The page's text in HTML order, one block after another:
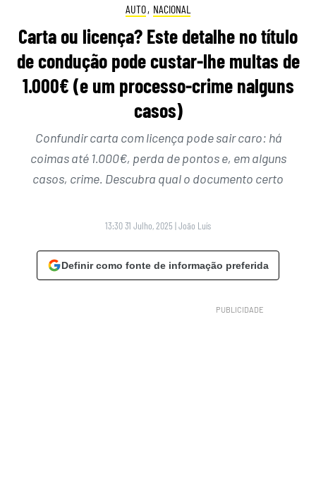
AUTO, NACIONAL
Carta ou licença? Este detalhe no título
de condução pode custar-lhe multas de
1.000€ (e um processo-crime nalguns
casos)
Confundir carta com licença pode sair caro: há
coimas até 1.000€, perda de pontos e, em alguns
casos, crime. Descubra qual o documento certo
13:30 31 Julho, 2025 |João Luís
Definir como fonte de informação preferida